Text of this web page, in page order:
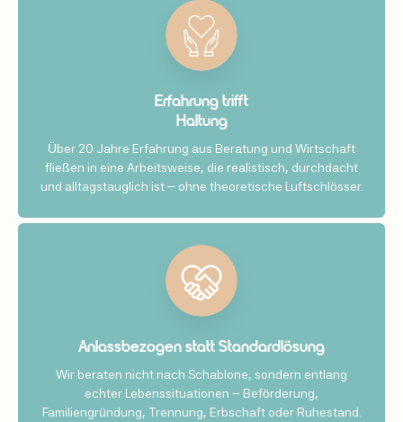
Erfahrung trifft
Haltung
Über 20 Jahre Erfahrung aus Beratung und Wirtschaft
fließen in eine Arbeitsweise, die realistisch, durchdacht
und alltagstauglich ist – ohne theoretische Luftschlösser.
Anlassbezogen statt Standardlösung
Wir beraten nicht nach Schablone, sondern entlang
echter Lebenssituationen – Beförderung,
Familiengründung, Trennung, Erbschaft oder Ruhestand.